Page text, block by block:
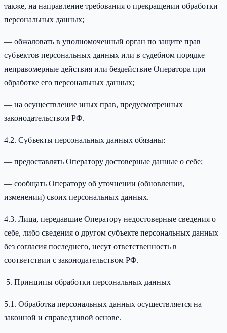
также, на направление требования о прекращении обработки
персональных данных;
— обжаловать в уполномоченный орган по защите прав
субъектов персональных данных или в судебном порядке
неправомерные действия или бездействие Оператора при
обработке его персональных данных;
— на осуществление иных прав, предусмотренных
законодательством РФ.
4.2. Субъекты персональных данных обязаны:
— предоставлять Оператору достоверные данные о себе;
— сообщать Оператору об уточнении (обновлении,
изменении) своих персональных данных.
4.3. Лица, передавшие Оператору недостоверные сведения о
себе, либо сведения о другом субъекте персональных данных
без согласия последнего, несут ответственность в
соответствии с законодательством РФ.
Принципы обработки персональных данных
5.1. Обработка персональных данных осуществляется на
законной и справедливой основе.